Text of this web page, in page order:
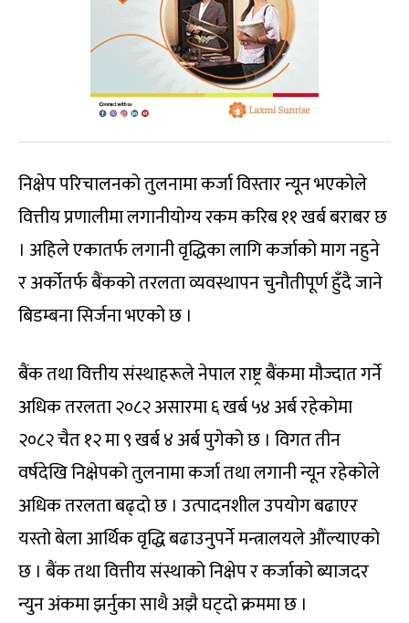
निक्षेप परिचालनको तुलनामा कर्जा विस्तार न्यून भएकोले
वित्तीय प्रणालीमा लगानीयोग्य रकम करिब ११ खर्ब बराबर छ
। अहिले एकातर्फ लगानी वृद्धिका लागि कर्जाको माग नहुने
र अर्कोतर्फ बैंकको तरलता व्यवस्थापन चुनौतीपूर्ण हुँदै जाने
बिडम्बना सिर्जना भएको छ ।
बैंक तथा वित्तीय संस्थाहरूले नेपाल राष्ट्र बैंकमा मौज्दात गर्ने
अधिक तरलता २०८२ असारमा ६ खर्ब ५४ अर्ब रहेकोमा
२०८२ चैत १२ मा ९ खर्ब ४ अर्ब पुगेको छ । विगत तीन
वर्षदेखि निक्षेपको तुलनामा कर्जा तथा लगानी न्यून रहेकोले
अधिक तरलता बढ्दो छ । उत्पादनशील उपयोग बढाएर
यस्तो बेला आर्थिक वृद्धि बढाउनुपर्ने मन्त्रालयले औंल्याएको
छ । बैंक तथा वित्तीय संस्थाको निक्षेप र कर्जाको ब्याजदर
न्युन अंकमा झर्नुका साथै अझै घट्दो क्रममा छ ।